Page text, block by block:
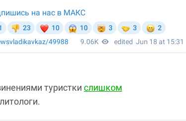
туристки слишком